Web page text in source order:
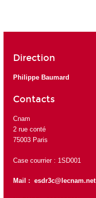
Direction
Philippe Baumard
Contacts
Cnam
2 rue conté
75003 Paris
Case courrier : 1SD001
Mail : esdr3c@lecnam.net